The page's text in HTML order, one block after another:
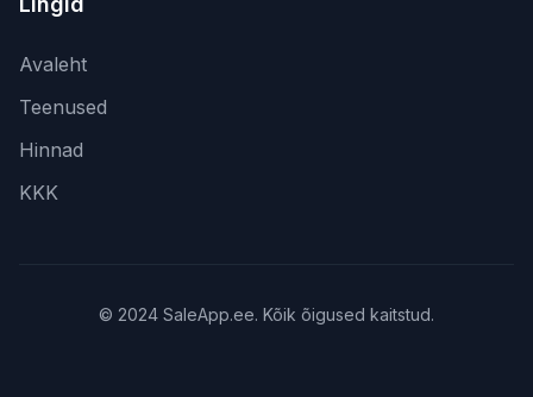
Avaleht
Teenused
Hinnad
KKK
© 2024 SaleApp.ee. Kõik õigused kaitstud.